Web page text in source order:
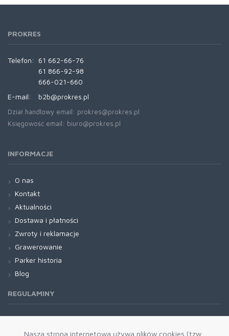
Nasza strona internetowa używa plików cookies (tzw.
PROKRES
Telefon:
61 662-66-76
61 866-92-98
666-021-660
E-mail:
b2b@prokres.pl
Dział handlowy email: prokres@prokres.pl
Księgowość email: biuro@prokres.pl
INFORMACJE
O nas
Kontakt
Aktualności
Dostawa i płatności
Zwroty i reklamacje
Grawerowanie
Parker historia
Blog
REGULAMINY